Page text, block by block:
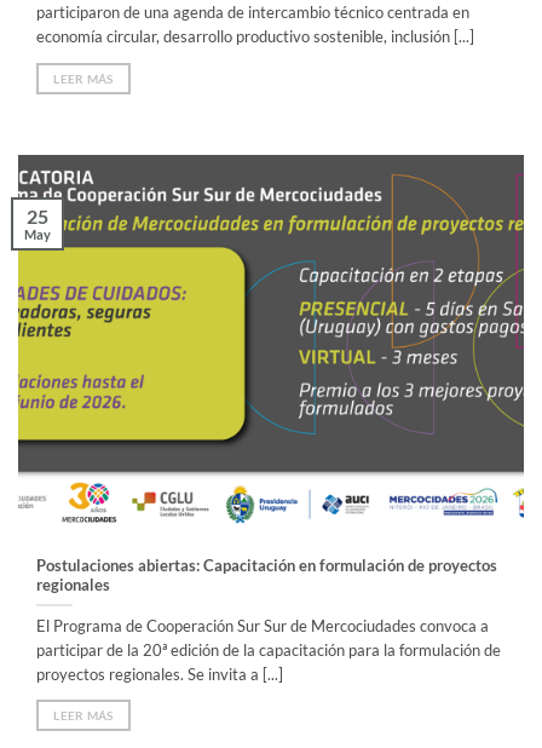
participaron de una agenda de intercambio técnico centrada en
economía circular, desarrollo productivo sostenible, inclusión [...]
LEER MÁS
Postulaciones abiertas: Capacitación en formulación de proyectos
regionales
El Programa de Cooperación Sur Sur de Mercociudades convoca a
participar de la 20ª edición de la capacitación para la formulación de
proyectos regionales. Se invita a [...]
LEER MÁS
25
May